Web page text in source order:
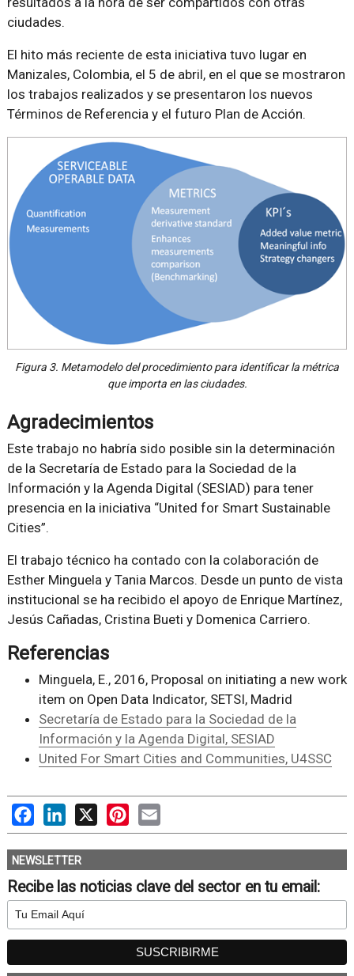
ciudades.
El hito más reciente de esta iniciativa tuvo lugar en
Manizales, Colombia, el 5 de abril, en el que se mostraron
los trabajos realizados y se presentaron los nuevos
Términos de Referencia y el futuro Plan de Acción.
Figura 3. Metamodelo del procedimiento para identificar la métrica
que importa en las ciudades.
Agradecimientos
Este trabajo no habría sido posible sin la determinación
de la Secretaría de Estado para la Sociedad de la
Información y la Agenda Digital (SESIAD) para tener
presencia en la iniciativa “United for Smart Sustainable
Cities”.
El trabajo técnico ha contado con la colaboración de
Esther Minguela y Tania Marcos. Desde un punto de vista
institucional se ha recibido el apoyo de Enrique Martínez,
Jesús Cañadas, Cristina Bueti y Domenica Carriero.
Referencias
Minguela, E., 2016, Proposal on initiating a new work
item on Open Data Indicator, SETSI, Madrid
Secretaría de Estado para la Sociedad de la
Información y la Agenda Digital, SESIAD
United For Smart Cities and Communities, U4SSC
FacebookLinkedIn
X PinterestEmail
NEWSLETTER
Recibe las noticias clave del sector en tu email: